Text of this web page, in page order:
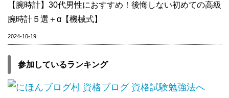
【腕時計】30代男性におすすめ！後悔しない初めての高級
腕時計５選＋α【機械式】
2024-10-19
参加しているランキング